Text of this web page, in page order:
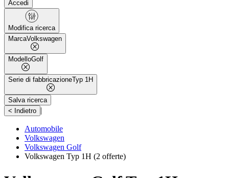
Accedi
Modifica ricerca
MarcaVolkswagen
ModelloGolf
Serie di fabbricazioneTyp 1H
Salva ricerca
< Indietro |
Automobile
Volkswagen
Volkswagen Golf
Volkswagen Typ 1H (2 offerte)